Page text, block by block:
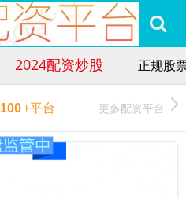
2024配资炒股 正规股
100+平台 更多配资平台